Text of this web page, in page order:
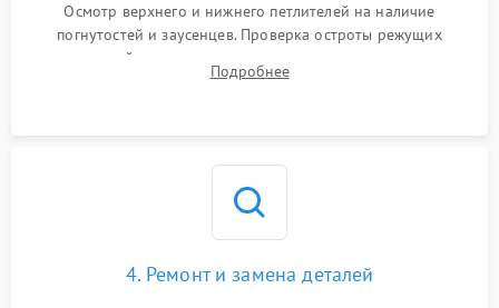
Осмотр верхнего и нижнего петлителей на наличие
погнутостей и заусенцев. Проверка остроты режущих
кромок ножей, состояния приводного ремня, электромотора
и механизма дифференциальной подачи ткани.
Подробнее
4. Ремонт и замена деталей